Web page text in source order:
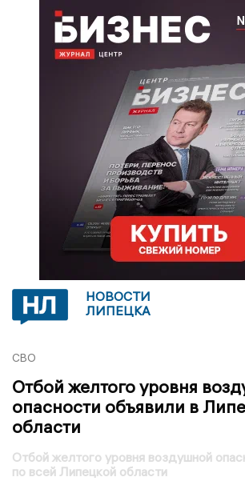
НОВОСТИ
ЛИПЕЦКА
СВО
Отбой желтого уровня
опасности объявили в
области
Отбой желтого уровня воздушной
по всей Липецкой области